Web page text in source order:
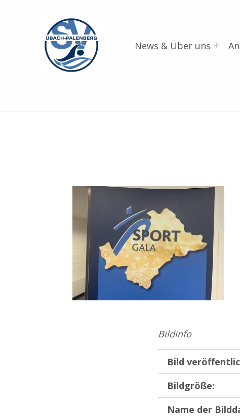
News & Über uns
Bildinfo
Bild
Bildgröße:
Name der